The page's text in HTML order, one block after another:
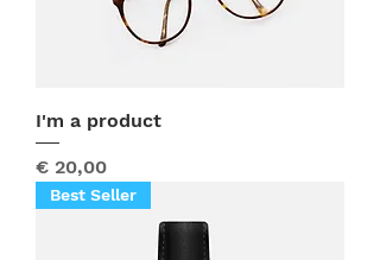
I'm a product
Prijs
€ 20,00
Best Seller